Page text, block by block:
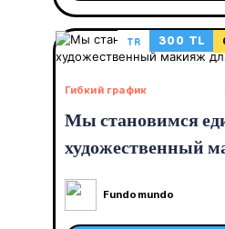
TR 300 TL
Гибкий график
Мы становимся
художественный
детей
Fundomundo